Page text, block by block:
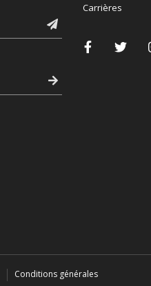
Carrières
Conditions générales